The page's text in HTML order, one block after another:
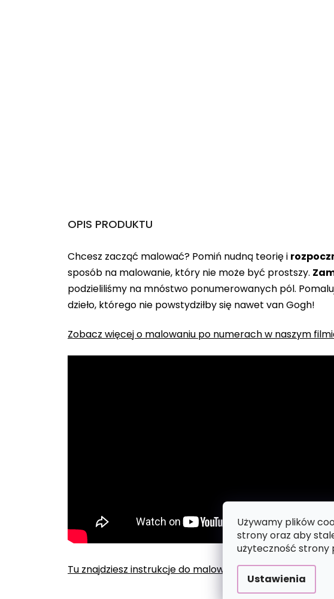
Używamy plików
strony oraz aby
użyteczność strony
Ustawienia
OPIS PRODUKTU
Chcesz zacząć malować? Pomiń nudną teorię i
sposób na malowanie, który nie może być prostszy.
podzieliliśmy na mnóstwo ponumerowanych pól.
dzieło, którego nie powstydziłby się nawet van Gogh!
Zobacz więcej o malowaniu po numerach w naszym
Tu znajdziesz instrukcje do malowania po numerach.